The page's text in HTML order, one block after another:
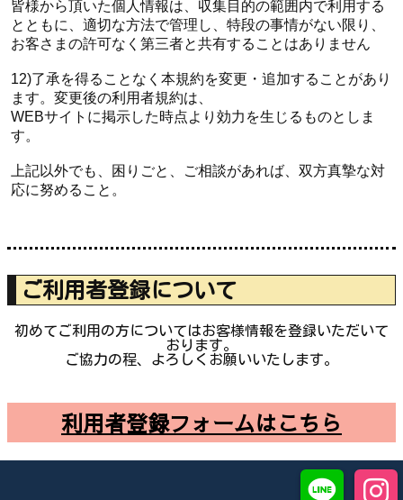
皆様から頂いた個人情報は、収集目的の範囲内で利用する
とともに、適切な方法で管理し、特段の事情がない限り、
お客さまの許可なく第三者と共有することはありません
12)了承を得ることなく本規約を変更・追加することがあり
ます。変更後の利用者規約は、
WEBサイトに掲示した時点より効力を生じるものとしま
す。
上記以外でも、困りごと、ご相談があれば、双方真摯な対
応に努めること。
ご利用者登録について
初めてご利用の方についてはお客様情報を登録いただいて
おります。
ご協力の程、よろしくお願いいたします。
利用者登録フォームはこちら